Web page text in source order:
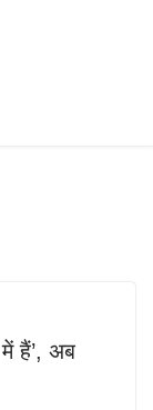
में हैं’, अब